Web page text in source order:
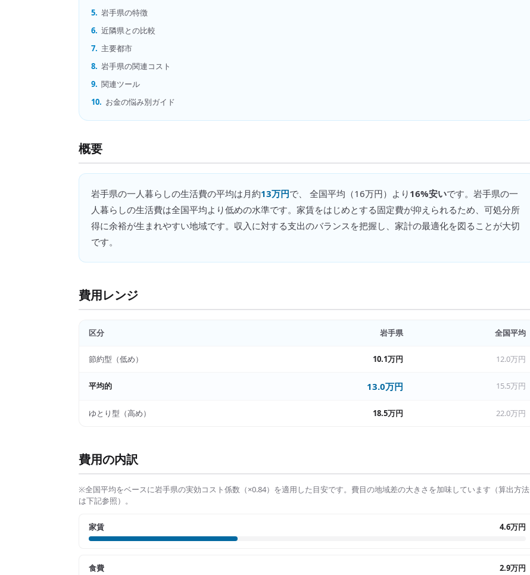
5. 岩手県の特徴
6. 近隣県との比較
7. 主要都市
8. 岩手県の関連コスト
9. 関連ツール
10. お金の悩み別ガイド
概要
岩手県の一人暮らしの生活費の平均は月約13万円で、 全国平均（16万円）より 16%安いです。 岩手県の一
人暮らしの生活費は全国平均より低めの水準です。家賃をはじめとする固定費が抑えられるため、可処分所
得に余裕が生まれやすい地域です。収入に対する支出のバランスを把握し、家計の最適化を図ることが大切
です。
費用レンジ
区分 岩手県 全国平均
節約型（低め） 10.1万円 12.0万円
平均的 13.0万円 15.5万円
ゆとり型（高め） 18.5万円 22.0万円
費用の内訳
※全国平均をベースに岩手県の実効コスト係数（×0.84）を適用した目安です。費目の地域差の大きさを加味しています（算出方法
は下記参照）。
家賃 4.6万円
食費 2.9万円